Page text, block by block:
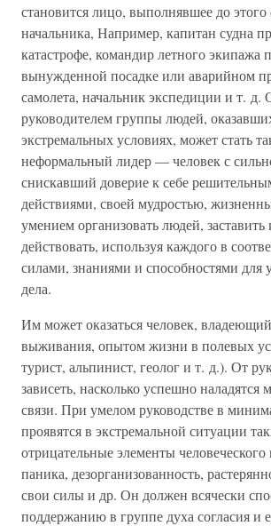
становится лицо, выполнявшее до
начальника, Например, капитан судна
катастрофе, командир летного экипажа
вынужденной посадке или аварийном
самолета, начальник экспедиции и т. д.
руководителем группы людей,
экстремальных условиях, может стать
неформальный лидер — человек с
снискавший доверие к себе
действиями, своей мудростью,
умением организовать людей,
действовать, используя каждого в
силами, знаниями и способностями для
дела.
Им может оказаться человек,
выживания, опытом жизни в полевых
турист, альпинист, геолог и т. д.). От
зависеть, насколько успешно
связи. При умелом руководстве в
проявятся в экстремальной ситуации
отрицательные элементы
паника, дезорганизованность,
свои силы и др. Он должен всячески
поддержанию в группе духа согласия и